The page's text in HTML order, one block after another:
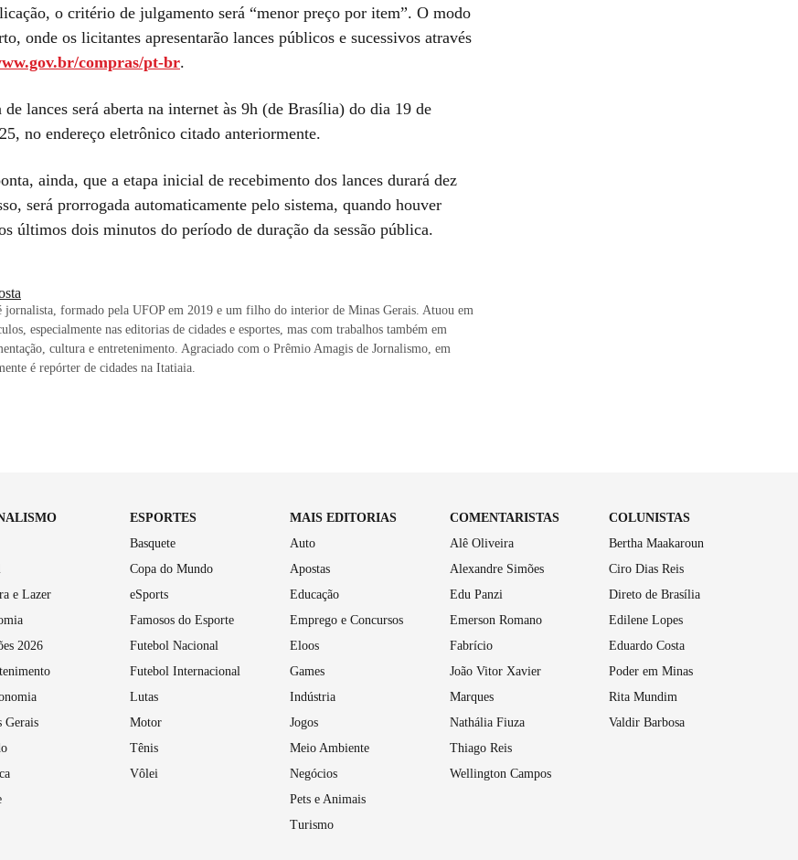
o critério de julgamento será “menor preço por item”. O modo
onde os licitantes apresentarão lances públicos e sucessivos através
compras/pt-br.
de lances será aberta na internet às 9h (de Brasília) do dia 19 de
no endereço eletrônico citado anteriormente.
ainda, que a etapa inicial de recebimento dos lances durará dez
será prorrogada automaticamente pelo sistema, quando houver
últimos dois minutos do período de duração da sessão pública.
jornalista, formado pela UFOP em 2019 e um filho do interior de Minas Gerais. Atuou em
especialmente nas editorias de cidades e esportes, mas com trabalhos também em
cultura e entretenimento. Agraciado com o Prêmio Amagis de Jornalismo, em
é repórter de cidades na Itatiaia.
e Lazer
2026
Gerais
ESPORTES
Basquete
Copa do Mundo
eSports
Famosos do Esporte
Futebol Nacional
Futebol Internacional
Lutas
Motor
Tênis
Vôlei
MAIS EDITORIAS
Auto
Apostas
Educação
Emprego e Concursos
Eloos
Games
Indústria
Jogos
Meio Ambiente
Negócios
Pets e Animais
Turismo
COMENTARISTAS
Alê Oliveira
Alexandre Simões
Edu Panzi
Emerson Romano
Fabrício
João Vitor Xavier
Marques
Nathália Fiuza
Thiago Reis
Wellington Campos
COLUNISTAS
Bertha Maakaroun
Ciro Dias Reis
Direto de Brasília
Edilene Lopes
Eduardo Costa
Poder em Minas
Rita Mundim
Valdir Barbosa